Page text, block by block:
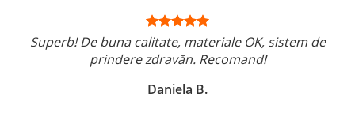
Superb! De buna calitate, materiale OK, sistem de
prindere zdravăn. Recomand!
Daniela B.